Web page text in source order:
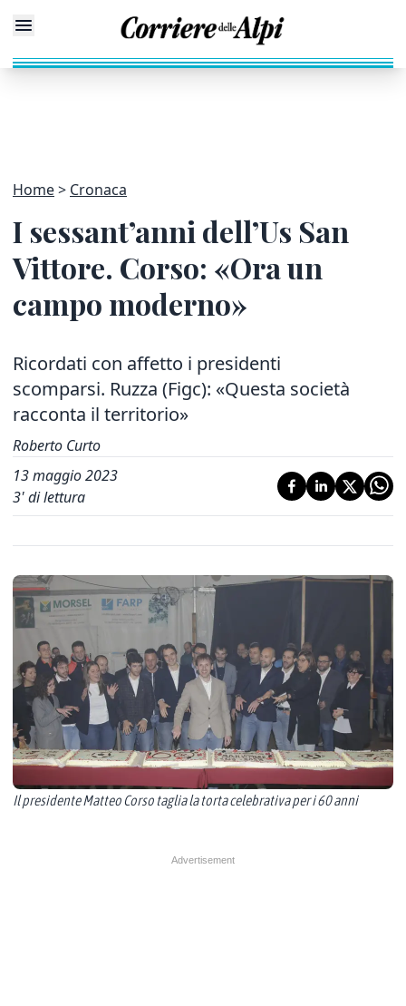
Home Cronaca
I sessant’anni dell’Us San
Vittore. Corso: «Ora un
campo moderno»
Ricordati con affetto i presidenti
scomparsi. Ruzza (Figc): «Questa società
racconta il territorio»
Roberto Curto
13 maggio 2023
3' di lettura
Il presidente Matteo Corso taglia la torta celebrativa per i 60 anni